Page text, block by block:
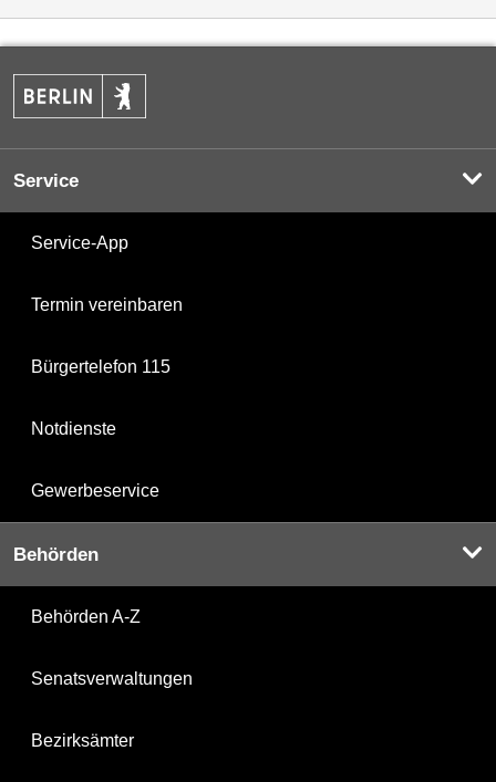
Service
Service-App
Termin vereinbaren
Bürgertelefon 115
Notdienste
Gewerbeservice
Behörden
Behörden A-Z
Senatsverwaltungen
Bezirksämter